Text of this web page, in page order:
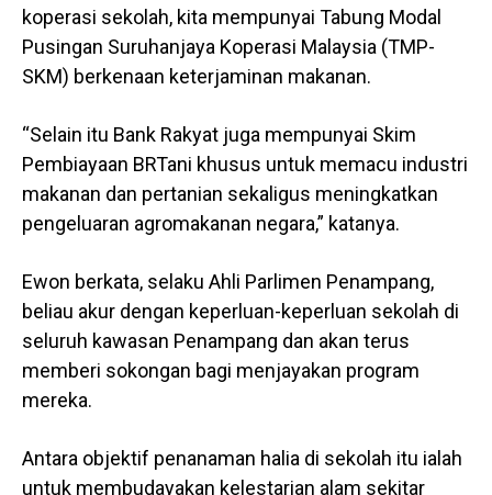
koperasi sekolah, kita mempunyai Tabung Modal
Pusingan Suruhanjaya Koperasi Malaysia (TMP-
SKM) berkenaan keterjaminan makanan.
“Selain itu Bank Rakyat juga mempunyai Skim
Pembiayaan BRTani khusus untuk memacu industri
makanan dan pertanian sekaligus meningkatkan
pengeluaran agromakanan negara,” katanya.
Ewon berkata, selaku Ahli Parlimen Penampang,
beliau akur dengan keperluan-keperluan sekolah di
seluruh kawasan Penampang dan akan terus
memberi sokongan bagi menjayakan program
mereka.
Antara objektif penanaman halia di sekolah itu ialah
untuk membudayakan kelestarian alam sekitar